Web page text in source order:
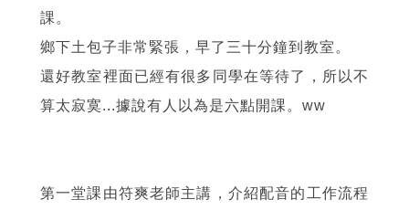
課。
鄉下土包子非常緊張，早了三十分鐘到教室。
還好教室裡面已經有很多同學在等待了，所以不
算太寂寞...據說有人以為是六點開課。ww
第一堂課由符爽老師主講，介紹配音的工作流程